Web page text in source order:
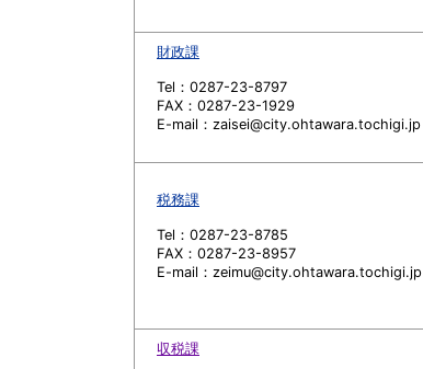
財政課
Tel：0287-23-8797
FAX：0287-23-1929
E-mail：zaisei@city.ohtawara.tochigi.jp
税務課
Tel：0287-23-8785
FAX：0287-23-8957
E-mail：zeimu@city.ohtawara.tochigi.jp
収税課